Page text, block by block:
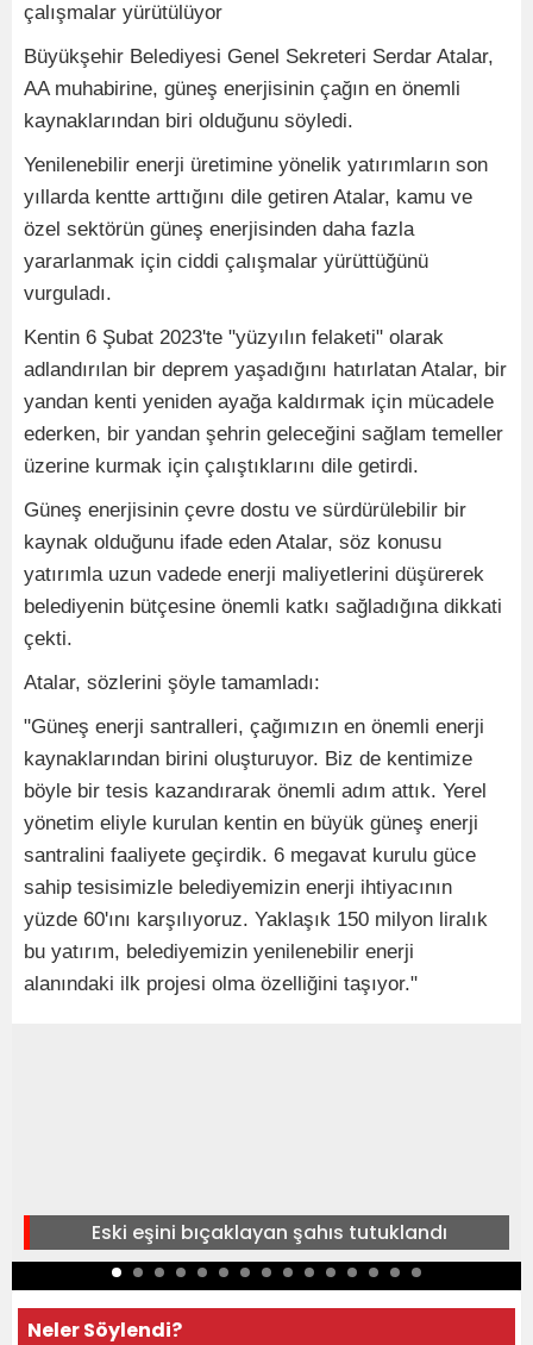
çalışmalar yürütülüyor
Büyükşehir Belediyesi Genel Sekreteri Serdar Atalar,
AA muhabirine, güneş enerjisinin çağın en önemli
kaynaklarından biri olduğunu söyledi.
Yenilenebilir enerji üretimine yönelik yatırımların son
yıllarda kentte arttığını dile getiren Atalar, kamu ve
özel sektörün güneş enerjisinden daha fazla
yararlanmak için ciddi çalışmalar yürüttüğünü
vurguladı.
Kentin 6 Şubat 2023'te "yüzyılın felaketi" olarak
adlandırılan bir deprem yaşadığını hatırlatan Atalar, bir
yandan kenti yeniden ayağa kaldırmak için mücadele
ederken, bir yandan şehrin geleceğini sağlam temeller
üzerine kurmak için çalıştıklarını dile getirdi.
Güneş enerjisinin çevre dostu ve sürdürülebilir bir
kaynak olduğunu ifade eden Atalar, söz konusu
yatırımla uzun vadede enerji maliyetlerini düşürerek
belediyenin bütçesine önemli katkı sağladığına dikkati
çekti.
Atalar, sözlerini şöyle tamamladı:
"Güneş enerji santralleri, çağımızın en önemli enerji
kaynaklarından birini oluşturuyor. Biz de kentimize
böyle bir tesis kazandırarak önemli adım attık. Yerel
yönetim eliyle kurulan kentin en büyük güneş enerji
santralini faaliyete geçirdik. 6 megavat kurulu güce
sahip tesisimizle belediyemizin enerji ihtiyacının
yüzde 60'ını karşılıyoruz. Yaklaşık 150 milyon liralık
bu yatırım, belediyemizin yenilenebilir enerji
alanındaki ilk projesi olma özelliğini taşıyor."
Eski eşini bıçaklayan şahıs tutuklandı
Neler Söylendi?